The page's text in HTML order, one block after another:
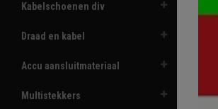
Kabelschoenen div
Draad en kabel
Accu aansluitmateriaal
Multistekkers